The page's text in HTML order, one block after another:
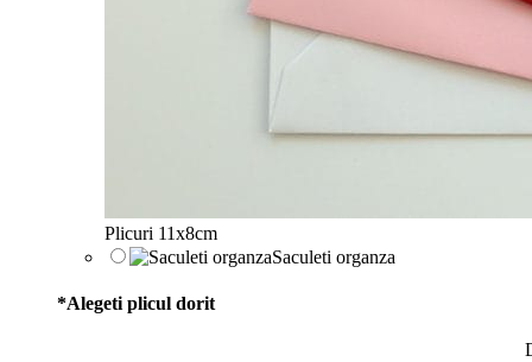
Plicuri 11x8cm
Saculeti organza
*Alegeti plicul dorit